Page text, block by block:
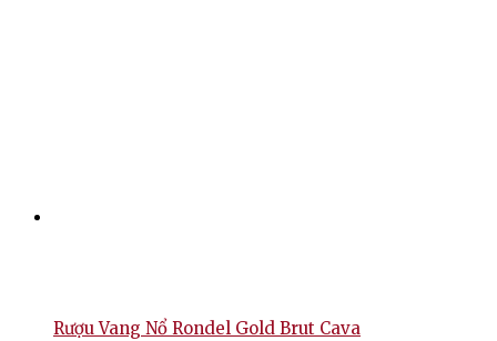
Rượu Vang Nổ Rondel Gold Brut Cava